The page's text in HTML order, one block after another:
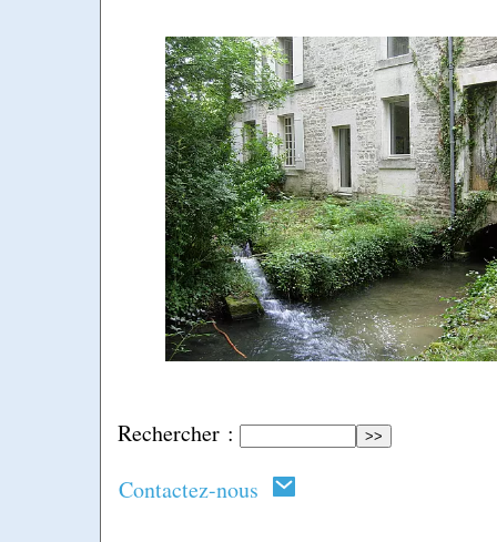
Rechercher :
Contactez-nous